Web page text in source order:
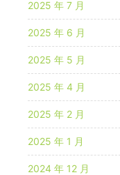
2025 年 7 月
2025 年 6 月
2025 年 5 月
2025 年 4 月
2025 年 2 月
2025 年 1 月
2024 年 12 月